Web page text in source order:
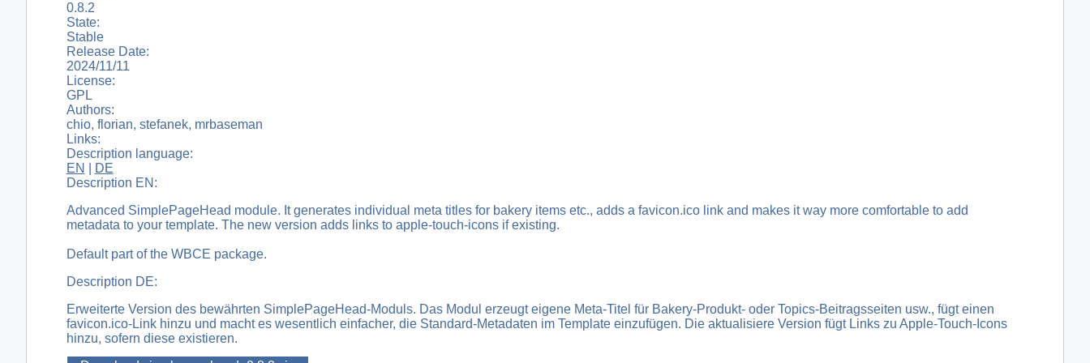
0.8.2
State:
Stable
Release Date:
2024/11/11
License:
GPL
Authors:
chio, florian, stefanek, mrbaseman
Links:
Description language:
EN
DE
Description EN:
Advanced SimplePageHead module. It generates individual meta titles for bakery items etc., adds a favicon.ico link and makes it way more comfortable to add
metadata to your template. The new version adds links to apple-touch-icons if existing.
Default part of the WBCE package.
Description DE:
Erweiterte Version des bewährten SimplePageHead-Moduls. Das Modul erzeugt eigene Meta-Titel für Bakery-Produkt- oder Topics-Beitragsseiten usw., fügt einen
favicon.ico-Link hinzu und macht es wesentlich einfacher, die Standard-Metadaten im Template einzufügen. Die aktualisiere Version fügt Links zu Apple-Touch-Icons
hinzu, sofern diese existieren.